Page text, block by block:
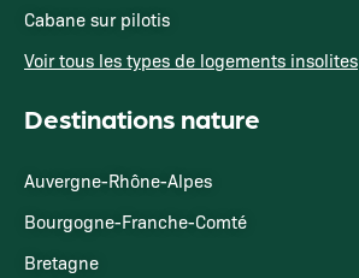
Cabane sur pilotis
Voir tous les types de logements insolites
Destinations nature
Auvergne-Rhône-Alpes
Bourgogne-Franche-Comté
Bretagne